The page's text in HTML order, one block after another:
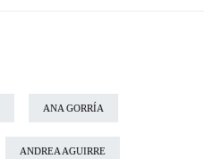
ANA GORRÍA
ANDREA AGUIRRE